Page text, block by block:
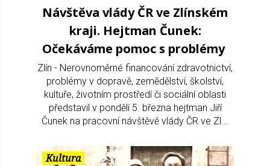
Návštěva vlády ČR ve Zlínském
kraji. Hejtman Čunek:
Očekáváme pomoc s problémy
Zlín - Nerovnoměrné financování zdravotnictví,
problémy v dopravě, zemědělství, školství,
kultuře, životním prostředí či sociální oblasti
představil v pondělí 5. března hejtman Jiří
Čunek na pracovní návštěvě vlády ČR ve Zl...
Kultura